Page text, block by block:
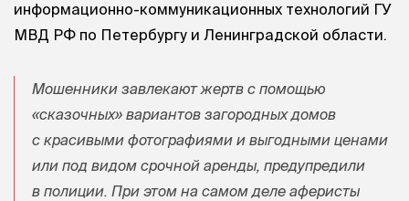
информационно-коммуникационных технологий ГУ
МВД РФ по Петербургу и Ленинградской области.
Мошенники завлекают жертв с помощью
«сказочных» вариантов загородных домов
с красивыми фотографиями и выгодными ценами
или под видом срочной аренды, предупредили
в полиции. При этом на самом деле аферисты